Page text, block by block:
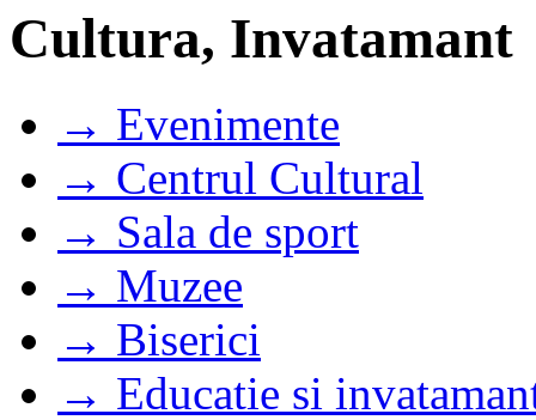
Cultura, Invatamant
→ Evenimente
→ Centrul Cultural
→ Sala de sport
→ Muzee
→ Biserici
→ Educatie si